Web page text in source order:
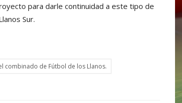
para darle continuidad a este tipo de
Sur.
combinado de Fútbol de los Llanos.